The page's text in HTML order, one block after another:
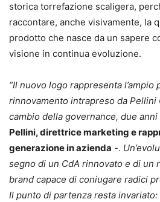
storica torrefazione scaligera,
raccontare, anche visivamente, la
prodotto che nasce da un sapere
visione in continua evoluzione.
“Il nuovo logo rappresenta l’ampio
rinnovamento intrapreso da Pellini
cambio della governance, due anni
Pellini, direttrice marketing e
generazione in azienda -.
segno di un CdA rinnovato e di un
brand capace di coniugare radici
Il punto di partenza resta